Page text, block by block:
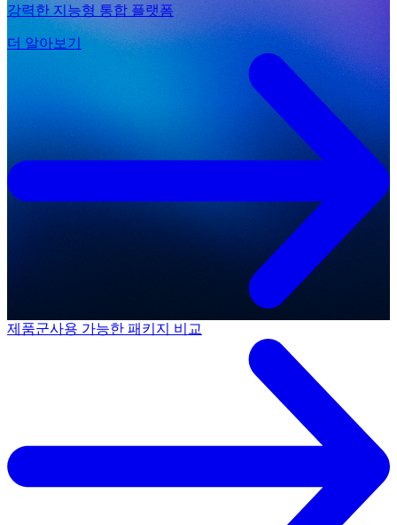
강력한 지능형 통합 플랫폼
더 알아보기
제품군사용 가능한 패키지 비교